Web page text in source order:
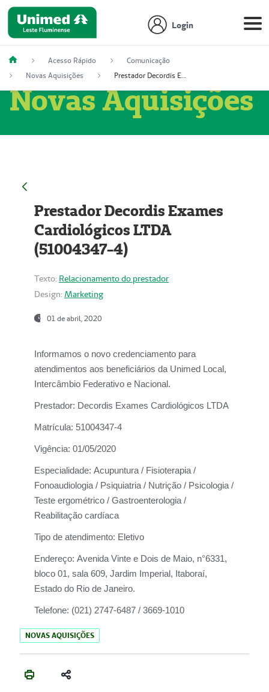
Login
Acesso Rápido
Comunicação
Novas Aquisições
Prestador Decordis Exames Cardiológicos LTDA (51004347-4)
Novas Aquisições
Prestador Decordis Exames
Cardiológicos LTDA
(51004347-4)
Texto: Relacionamento do prestador
Design: Marketing
01 de abril, 2020
Informamos o novo credenciamento para
atendimentos aos beneficiários da Unimed Local,
Intercâmbio Federativo e Nacional.
Prestador: Decordis Exames Cardiológicos LTDA
Matrícula: 51004347-4
Vigência: 01/05/2020
Especialidade: Acupuntura / Fisioterapia /
Fonoaudiologia / Psiquiatria / Nutrição / Psicologia /
Teste ergométrico / Gastroenterologia /
Reabilitação cardíaca
Tipo de atendimento: Eletivo
Endereço: Avenida Vinte e Dois de Maio, n°6331,
bloco 01, sala 609, Jardim Imperial, Itaboraí,
Estado do Rio de Janeiro.
Telefone: (021) 2747-6487 / 3669-1010
NOVAS AQUISIÇÕES